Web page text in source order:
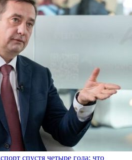
спустя четыре года: что